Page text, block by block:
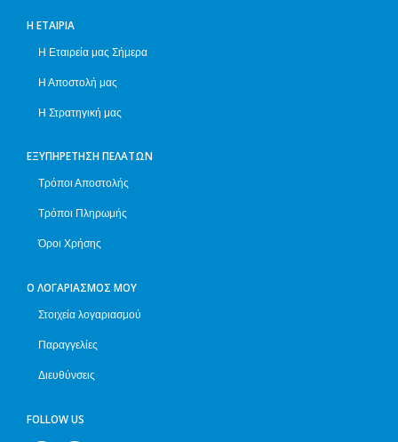
Η ΕΤΑΙΡΊΑ
Η Εταιρεία μας Σήμερα
Η Αποστολή μας
Η Στρατηγική μας
ΕΞΥΠΗΡΈΤΗΣΗ ΠΕΛΑΤΏΝ
Τρόποι Αποστολής
Τρόποι Πληρωμής
Όροι Χρήσης
Ο ΛΟΓΑΡΙΑΣΜΌΣ ΜΟΥ
Στοιχεία λογαριασμού
Παραγγελίες
Διευθύνσεις
FOLLOW US